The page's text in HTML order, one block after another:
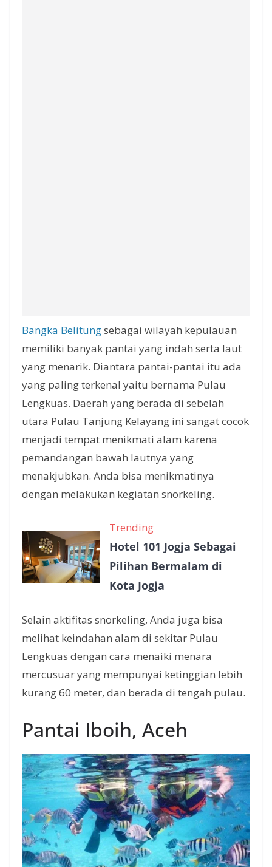
Bangka Belitungsebagai wilayah kepulauan
memiliki banyak pantai yang indah serta laut
yang menarik. Diantara pantai-pantai itu ada
yang paling terkenal yaitu bernama Pulau
Lengkuas. Daerah yang berada di sebelah
utara Pulau Tanjung Kelayang ini sangat cocok
menjadi tempat menikmati alam karena
pemandangan bawah lautnya yang
menakjubkan. Anda bisa menikmatinya
dengan melakukan kegiatan snorkeling.
Trending
Hotel 101 Jogja Sebagai
Pilihan Bermalam di
Kota Jogja
Selain aktifitas snorkeling, Anda juga bisa
melihat keindahan alam di sekitar Pulau
Lengkuas dengan cara menaiki menara
mercusuar yang mempunyai ketinggian lebih
kurang 60 meter, dan berada di tengah pulau.
Pantai Iboih, Aceh